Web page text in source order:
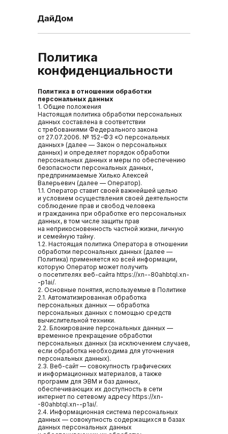
Политика в отношении обработки
персональных данных
1. Общие положения
Настоящая политика обработки персональных
данных составлена в соответствии
с требованиями Федерального закона
от 27.07.2006. № 152-ФЗ «О персональных
данных» (далее — Закон о персональных
данных) и определяет порядок обработки
персональных данных и меры по обеспечению
безопасности персональных данных,
предпринимаемые Хилько Алексей
Валерьевич (далее — Оператор).
1.1. Оператор ставит своей важнейшей целью
и условием осуществления своей деятельности
соблюдение прав и свобод человека
и гражданина при обработке его персональных
данных, в том числе защиты прав
на неприкосновенность частной жизни, личную
и семейную тайну.
1.2. Настоящая политика Оператора в отношении
обработки персональных данных (далее —
Политика) применяется ко всей информации,
которую Оператор может получить
о посетителях веб-сайта https://xn--80ahbtql.xn-
-p1ai/.
2. Основные понятия, используемые в Политике
2.1. Автоматизированная обработка
персональных данных — обработка
персональных данных с помощью средств
вычислительной техники.
2.2. Блокирование персональных данных —
временное прекращение обработки
персональных данных (за исключением случаев,
если обработка необходима для уточнения
персональных данных).
2.3. Веб-сайт — совокупность графических
и информационных материалов, а также
программ для ЭВМ и баз данных,
обеспечивающих их доступность в сети
интернет по сетевому адресу https://xn-
-80ahbtql.xn--p1ai/.
2.4. Информационная система персональных
данных — совокупность содержащихся в базах
данных персональных данных
Политика
конфиденциальности